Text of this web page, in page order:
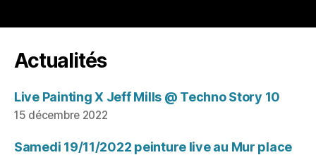
Actualités
Live Painting X Jeff Mills @ Techno Story 10
15 décembre 2022
Samedi 19/11/2022 peinture live au Mur place